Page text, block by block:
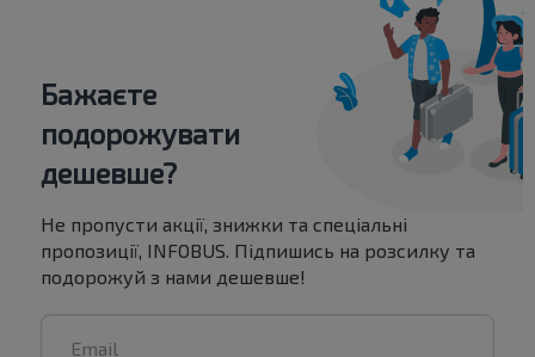
Бажаєте
подорожувати
дешевше?
Не пропусти акції, знижки та спеціальні
пропозиції, INFOBUS. Підпишись на розсилку та
подорожуй з нами дешевше!